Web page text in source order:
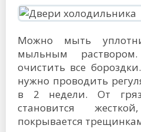
Можно мыть
мыльным
очистить все
нужно проводить
в 2 недели. От
становится
покрывается